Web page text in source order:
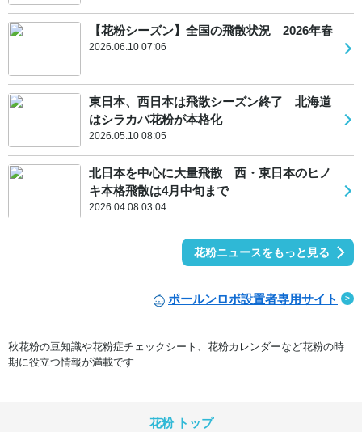
【花粉シーズン】全国の飛散状況 2026年春
2026.06.10 07:06
東日本、西日本は飛散シーズン終了 北海道
はシラカバ花粉が本格化
2026.05.10 08:05
北日本を中心に大量飛散 西・東日本のヒノ
キ本格飛散は4月中旬まで
2026.04.08 03:04
花粉ニュースをもっと見る
ポールンロボ設置者専用サイト
秋花粉の豆知識や花粉症チェックシート、花粉カレンダーなど花粉の時
期に役立つ情報が満載です
花粉 トップ